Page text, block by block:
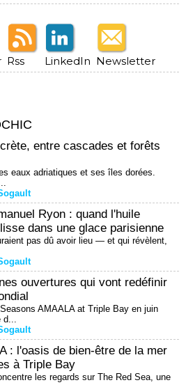
Rss LinkedIn Newsletter
entre cascades et forêts
eaux adriatiques et ses îles dorées.
Ryon : quand l'huile
dans une glace parisienne
pas dû avoir lieu — et qui révèlent,
ouvertures qui vont redéfinir
AMAALA at Triple Bay en juin
d...
: l'oasis de bien-être de la mer
à Triple Bay
les regards sur The Red Sea, une